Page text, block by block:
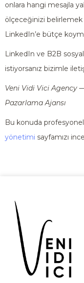
onlara hangi mesajla
ölçeceğinizi
LinkedIn’e bütçe
LinkedIn ve B2B
istiyorsanız bizimle
Veni Vidi Vici Agency
Pazarlama Ajansı
Bu konuda
yönetimi sayfamızı